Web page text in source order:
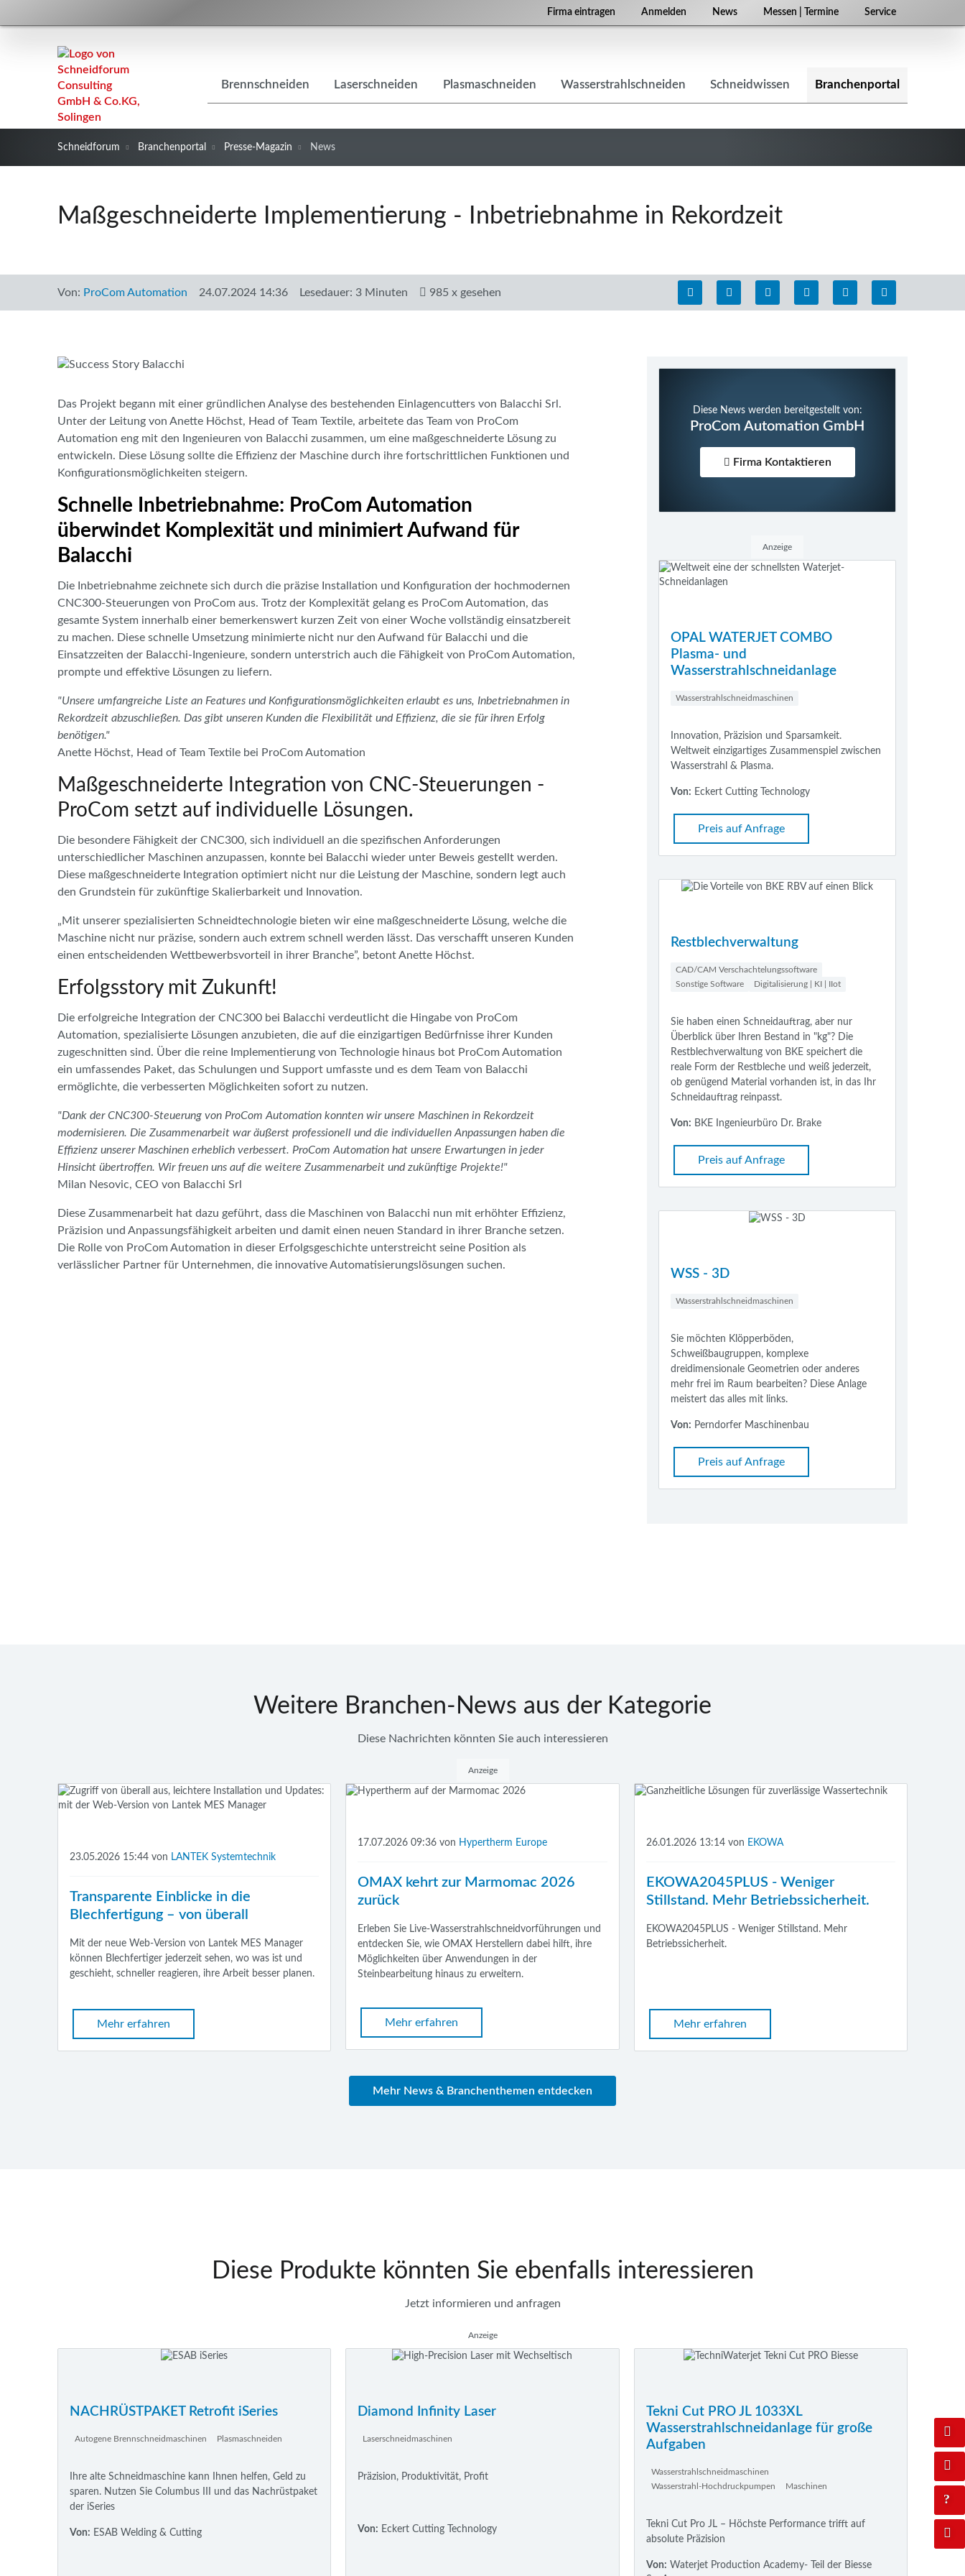
Firma eintragen Anmelden News Messen | Termine Service
überspringen
Brennschneiden Laserschneiden Plasmaschneiden Wasserstrahlschneiden Schneidwissen Branchenportal
Schneidforum Branchenportal Presse-Magazin News
Maßgeschneiderte Implementierung - Inbetriebnahme in Rekordzeit
Von: ProCom Automation 24.07.2024 14:36 Lesedauer: 3 Minuten 985 x gesehen
Das Projekt begann mit einer gründlichen Analyse des bestehenden Einlagencutters von Balacchi Srl.
Unter der Leitung von Anette Höchst, Head of Team Textile, arbeitete das Team von ProCom
Automation eng mit den Ingenieuren von Balacchi zusammen, um eine maßgeschneiderte Lösung zu
entwickeln. Diese Lösung sollte die Effizienz der Maschine durch ihre fortschrittlichen Funktionen und
Konfigurationsmöglichkeiten steigern.
Schnelle Inbetriebnahme: ProCom Automation
überwindet Komplexität und minimiert Aufwand für
Balacchi
Die Inbetriebnahme zeichnete sich durch die präzise Installation und Konfiguration der hochmodernen
CNC300-Steuerungen von ProCom aus. Trotz der Komplexität gelang es ProCom Automation, das
gesamte System innerhalb einer bemerkenswert kurzen Zeit von einer Woche vollständig einsatzbereit
zu machen. Diese schnelle Umsetzung minimierte nicht nur den Aufwand für Balacchi und die
Einsatzzeiten der Balacchi-Ingenieure, sondern unterstrich auch die Fähigkeit von ProCom Automation,
prompte und effektive Lösungen zu liefern.
"Unsere umfangreiche Liste an Features und Konfigurationsmöglichkeiten erlaubt es uns, Inbetriebnahmen in
Rekordzeit abzuschließen. Das gibt unseren Kunden die Flexibilität und Effizienz, die sie für ihren Erfolg
benötigen."
Anette Höchst, Head of Team Textile bei ProCom Automation
Maßgeschneiderte Integration von CNC-Steuerungen -
ProCom setzt auf individuelle Lösungen.
Die besondere Fähigkeit der CNC300, sich individuell an die spezifischen Anforderungen
unterschiedlicher Maschinen anzupassen, konnte bei Balacchi wieder unter Beweis gestellt werden.
Diese maßgeschneiderte Integration optimiert nicht nur die Leistung der Maschine, sondern legt auch
den Grundstein für zukünftige Skalierbarkeit und Innovation.
„Mit unserer spezialisierten Schneidtechnologie bieten wir eine maßgeschneiderte Lösung, welche die
Maschine nicht nur präzise, sondern auch extrem schnell werden lässt. Das verschafft unseren Kunden
einen entscheidenden Wettbewerbsvorteil in ihrer Branche”, betont Anette Höchst.
Erfolgsstory mit Zukunft!
Die erfolgreiche Integration der CNC300 bei Balacchi verdeutlicht die Hingabe von ProCom
Automation, spezialisierte Lösungen anzubieten, die auf die einzigartigen Bedürfnisse ihrer Kunden
zugeschnitten sind. Über die reine Implementierung von Technologie hinaus bot ProCom Automation
ein umfassendes Paket, das Schulungen und Support umfasste und es dem Team von Balacchi
ermöglichte, die verbesserten Möglichkeiten sofort zu nutzen.
"Dank der CNC300-Steuerung von ProCom Automation konnten wir unsere Maschinen in Rekordzeit
modernisieren. Die Zusammenarbeit war äußerst professionell und die individuellen Anpassungen haben die
Effizienz unserer Maschinen erheblich verbessert. ProCom Automation hat unsere Erwartungen in jeder
Hinsicht übertroffen. Wir freuen uns auf die weitere Zusammenarbeit und zukünftige Projekte!"
Milan Nesovic, CEO von Balacchi Srl
Diese Zusammenarbeit hat dazu geführt, dass die Maschinen von Balacchi nun mit erhöhter Effizienz,
Präzision und Anpassungsfähigkeit arbeiten und damit einen neuen Standard in ihrer Branche setzen.
Die Rolle von ProCom Automation in dieser Erfolgsgeschichte unterstreicht seine Position als
verlässlicher Partner für Unternehmen, die innovative Automatisierungslösungen suchen.
Diese News werden bereitgestellt von:
ProCom Automation GmbH
Firma Kontaktieren
Anzeige
OPAL WATERJET COMBO
Plasma- und
Wasserstrahlschneidanlage
Wasserstrahlschneidmaschinen
Innovation, Präzision und Sparsamkeit.
Weltweit einzigartiges Zusammenspiel zwischen
Wasserstrahl & Plasma.
Von: Eckert Cutting Technology
Preis auf Anfrage
Restblechverwaltung
CAD/CAM Verschachtelungssoftware
Sonstige Software
Digitalisierung | KI | IIot
Sie haben einen Schneidauftrag, aber nur
Überblick über Ihren Bestand in "kg"? Die
Restblechverwaltung von BKE speichert die
reale Form der Restbleche und weiß jederzeit,
ob genügend Material vorhanden ist, in das Ihr
Schneidauftrag reinpasst.
Von: BKE Ingenieurbüro Dr. Brake
Preis auf Anfrage
WSS - 3D
Wasserstrahlschneidmaschinen
Sie möchten Klöpperböden,
Schweißbaugruppen, komplexe
dreidimensionale Geometrien oder anderes
mehr frei im Raum bearbeiten? Diese Anlage
meistert das alles mit links.
Von: Perndorfer Maschinenbau
Preis auf Anfrage
Weitere Branchen-News aus der Kategorie
Diese Nachrichten könnten Sie auch interessieren
Anzeige
23.05.2026 15:44 von LANTEK Systemtechnik
Transparente Einblicke in die
Blechfertigung – von überall
Mit der neue Web-Version von Lantek MES Manager
können Blechfertiger jederzeit sehen, wo was ist und
geschieht, schneller reagieren, ihre Arbeit besser planen.
Mehr erfahren
17.07.2026 09:36 von Hypertherm Europe
OMAX kehrt zur Marmomac 2026
zurück
Erleben Sie Live-Wasserstrahlschneidvorführungen und
entdecken Sie, wie OMAX Herstellern dabei hilft, ihre
Möglichkeiten über Anwendungen in der
Steinbearbeitung hinaus zu erweitern.
Mehr erfahren
26.01.2026 13:14 von EKOWA
EKOWA2045PLUS - Weniger
Stillstand. Mehr Betriebssicherheit.
EKOWA2045PLUS - Weniger Stillstand. Mehr
Betriebssicherheit.
Mehr erfahren
Mehr News & Branchenthemen entdecken
Diese Produkte könnten Sie ebenfalls interessieren
Jetzt informieren und anfragen
Anzeige
NACHRÜSTPAKET Retrofit iSeries
Autogene Brennschneidmaschinen Plasmaschneiden
Ihre alte Schneidmaschine kann Ihnen helfen, Geld zu
sparen. Nutzen Sie Columbus III und das Nachrüstpaket
der iSeries
Von: ESAB Welding & Cutting
Diamond Infinity Laser
Laserschneidmaschinen
Präzision, Produktivität, Profit
Von: Eckert Cutting Technology
Tekni Cut PRO JL 1033XL
Wasserstrahlschneidanlage für große
Aufgaben
Wasserstrahlschneidmaschinen
Wasserstrahl-Hochdruckpumpen
Maschinen
Tekni Cut Pro JL – Höchste Performance trifft auf
absolute Präzision
Von: Waterjet Production Academy- Teil der Biesse